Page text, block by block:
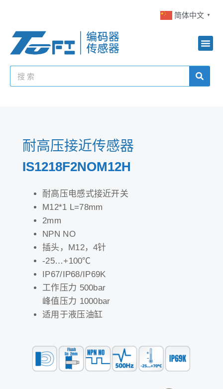
简体中文 ▼
耐高压接近传感器
IS1218F2NOM12H
耐高压电感式接近开关
M12*1 L=78mm
2mm
NPN NO
插头，M12，4针
-25…+100℃
IP67/IP68/IP69K
工作压力 500bar
峰值压力 1000bar
适用于液压油缸